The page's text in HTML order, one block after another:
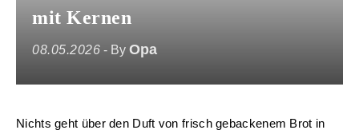
mit Kernen
08.05.2026 - By Opa
Nichts geht über den Duft von frisch gebackenem Brot in